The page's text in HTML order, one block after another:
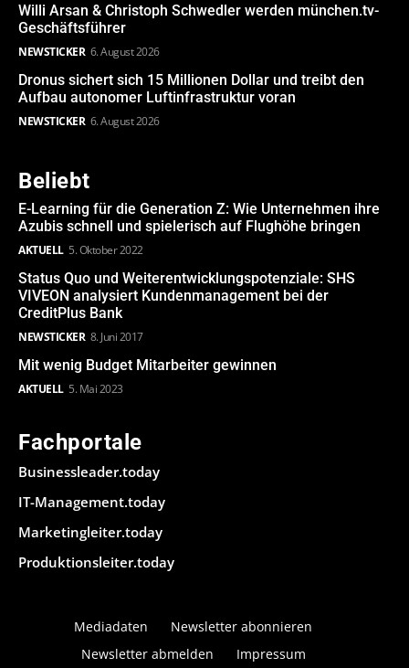
Willi Arsan & Christoph Schwedler werden münchen.tv-
Geschäftsführer
NEWSTICKER 6. August 2026
Dronus sichert sich 15 Millionen Dollar und treibt den
Aufbau autonomer Luftinfrastruktur voran
NEWSTICKER 6. August 2026
Beliebt
E-Learning für die Generation Z: Wie Unternehmen ihre
Azubis schnell und spielerisch auf Flughöhe bringen
AKTUELL 5. Oktober 2022
Status Quo und Weiterentwicklungspotenziale: SHS
VIVEON analysiert Kundenmanagement bei der
CreditPlus Bank
NEWSTICKER 8. Juni 2017
Mit wenig Budget Mitarbeiter gewinnen
AKTUELL 5. Mai 2023
Fachportale
Businessleader.today
IT-Management.today
Marketingleiter.today
Produktionsleiter.today
Mediadaten
Newsletter abonnieren
Newsletter abmelden
Impressum